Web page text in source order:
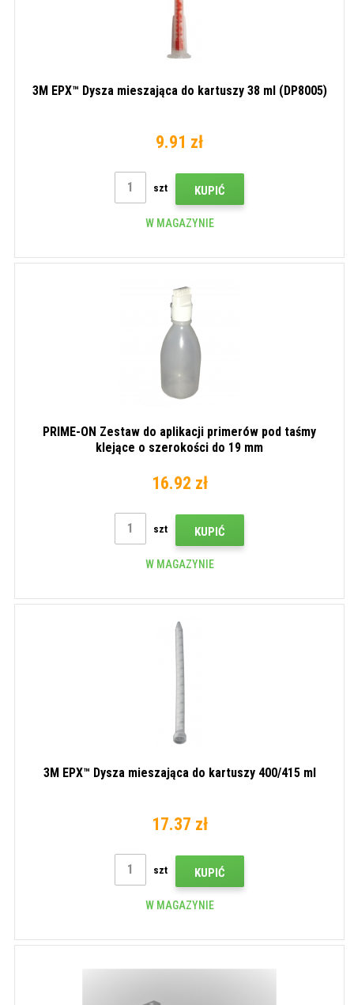
3M EPX™ Dysza mieszająca do kartuszy 38 ml (DP8005)
9.91 zł
szt KUPIĆ
W MAGAZYNIE
PRIME-ON Zestaw do aplikacji primerów pod taśmy
klejące o szerokości do 19 mm
16.92 zł
szt KUPIĆ
W MAGAZYNIE
3M EPX™ Dysza mieszająca do kartuszy 400/415 ml
17.37 zł
szt KUPIĆ
W MAGAZYNIE